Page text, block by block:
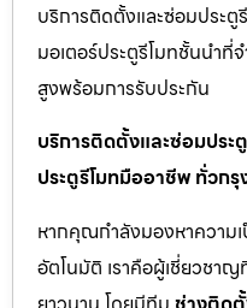
บริการติดตั้งและซ่อมประตู
มอเตอร์ประตูรีโมทชั้นนำ
สูงพร้อมการรับประกัน
บริการติดตั้งและซ่อมประ
ประตูรีโมทมืออาชีพ ทั่วก
หากคุณกำลังมองหาความ
อัตโนมัติ เราคือผู้เชี่ยวชาญ